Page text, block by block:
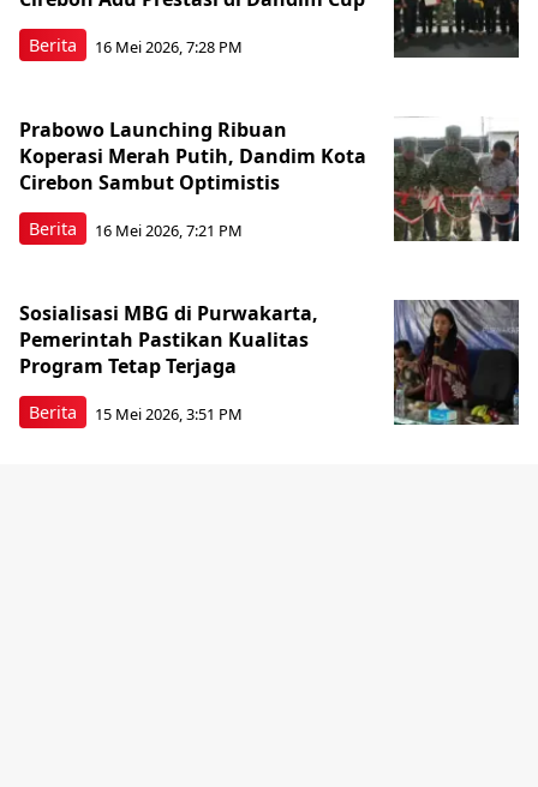
Berita 16 Mei 2026, 7:28 PM
Berita
Prabowo Launching Ribuan
Koperasi Merah Putih, Dandim Kota
Cirebon Sambut Optimistis
16 Mei 2026, 7:21 PM
Berita
Sosialisasi MBG di Purwakarta,
Pemerintah Pastikan Kualitas
Program Tetap Terjaga
15 Mei 2026, 3:51 PM